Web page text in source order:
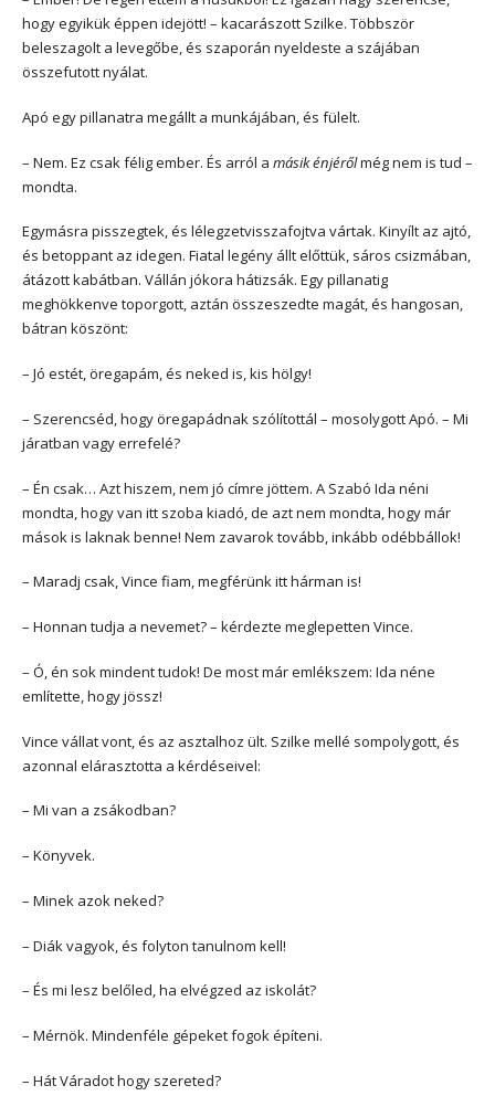
hogy egyikük éppen idejött! – kacarászott Szilke. Többször
beleszagolt a levegőbe, és szaporán nyeldeste a szájában
összefutott nyálat.
Apó egy pillanatra megállt a munkájában, és fülelt.
– Nem. Ez csak félig ember. És arról a másik énjérőlmég nem is tud –
mondta.
Egymásra pisszegtek, és lélegzetvisszafojtva vártak. Kinyílt az ajtó,
és betoppant az idegen. Fiatal legény állt előttük, sáros csizmában,
átázott kabátban. Vállán jókora hátizsák. Egy pillanatig
meghökkenve toporgott, aztán összeszedte magát, és hangosan,
bátran köszönt:
– Jó estét, öregapám, és neked is, kis hölgy!
– Szerencséd, hogy öregapádnak szólítottál – mosolygott Apó. – Mi
járatban vagy errefelé?
– Én csak… Azt hiszem, nem jó címre jöttem. A Szabó Ida néni
mondta, hogy van itt szoba kiadó, de azt nem mondta, hogy már
mások is laknak benne! Nem zavarok tovább, inkább odébbállok!
– Maradj csak, Vince fiam, megférünk itt hárman is!
– Honnan tudja a nevemet? – kérdezte meglepetten Vince.
– Ó, én sok mindent tudok! De most már emlékszem: Ida néne
említette, hogy jössz!
Vince vállat vont, és az asztalhoz ült. Szilke mellé sompolygott, és
azonnal elárasztotta a kérdéseivel:
– Mi van a zsákodban?
– Könyvek.
– Minek azok neked?
– Diák vagyok, és folyton tanulnom kell!
– És mi lesz belőled, ha elvégzed az iskolát?
– Mérnök. Mindenféle gépeket fogok építeni.
– Hát Váradot hogy szereted?